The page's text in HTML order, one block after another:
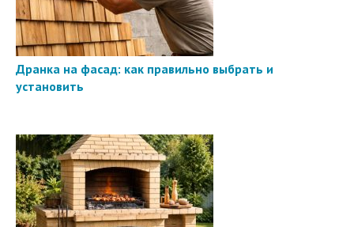
Дранка на фасад: как правильно выбрать и
установить